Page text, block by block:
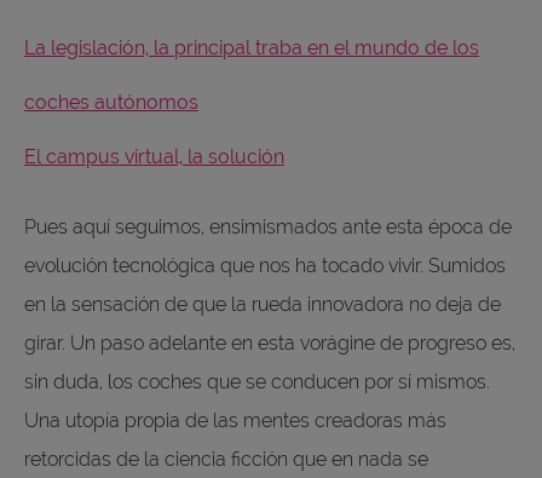
La legislación, la principal traba en el mundo de los
coches autónomos
El campus virtual, la solución
Pues aquí seguimos, ensimismados ante esta época de
evolución tecnológica que nos ha tocado vivir. Sumidos
en la sensación de que la rueda innovadora no deja de
girar. Un paso adelante en esta vorágine de progreso es,
sin duda, los coches que se conducen por sí mismos.
Una utopía propia de las mentes creadoras más
retorcidas de la ciencia ficción que en nada se